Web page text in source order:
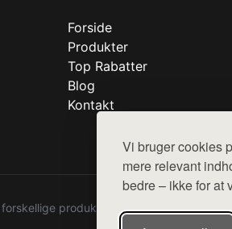
Vi bruger cookies
mere relevant
bedre – ikke for
Forside
Produkter
Top Rabatter
Blog
Kontakt
produkter fra diverse